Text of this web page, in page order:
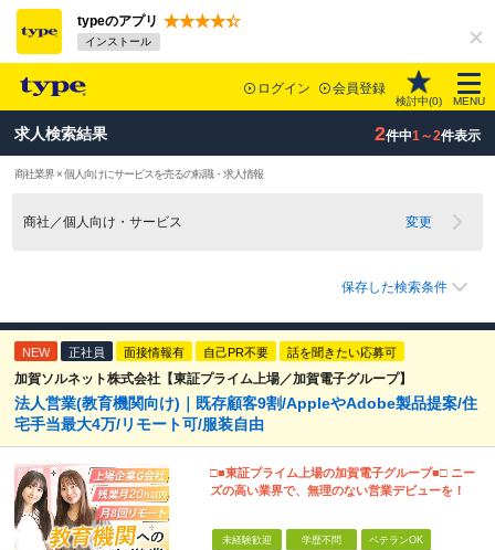
typeのアプリ
インストール
ログイン 会員登録
検討中(0) MENU
求人検索結果 2件中1～2件表示
商社業界 × 個人向けにサービスを売るの転職・求人情報
商社／個人向け・サービス 変更
保存した検索条件
NEW 正社員 面接情報有 自己PR不要 話を聞きたい応募可
加賀ソルネット株式会社【東証プライム上場／加賀電子グループ】
法人営業(教育機関向け)｜既存顧客9割/AppleやAdobe製品提案/住
宅手当最大4万/リモート可/服装自由
□■東証プライム上場の加賀電子グループ■□ ニー
ズの高い業界で、無理のない営業デビューを！
未経験歓迎 学歴不問 ベテランOK